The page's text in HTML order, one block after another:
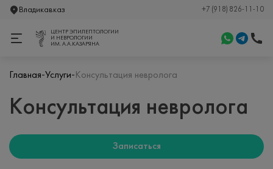
Владикавказ +7 (918) 826-11-10
ЦЕНТР ЭПИЛЕПТОЛОГИИ
И НЕВРОЛОГИИ
ИМ. А.А.КАЗАРЯНА
Главная-Услуги- Консультация невролога
Консультация невролога
Записаться